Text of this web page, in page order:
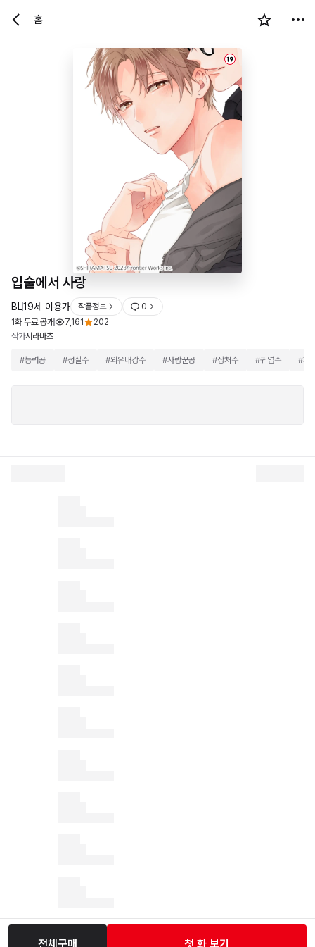
홈
입술에서 사랑
BL19세 이용가 작품정보
0
1화 무료 공개
7,161
202
작가시라마츠
#능력공 #성실수 #외유내강수 #사랑꾼공 #상처수 #귀염수 #페
전체구매 첫 화 보기